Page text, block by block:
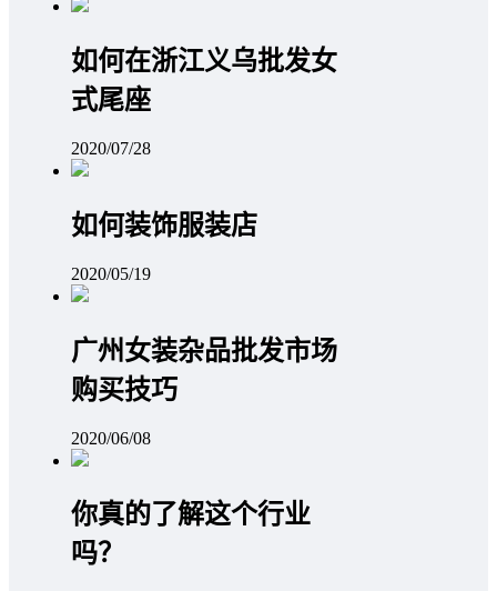
如何在浙江义乌批发女
式尾座
2020/07/28
如何装饰服装店
2020/05/19
广州女装杂品批发市场
购买技巧
2020/06/08
你真的了解这个行业
吗？